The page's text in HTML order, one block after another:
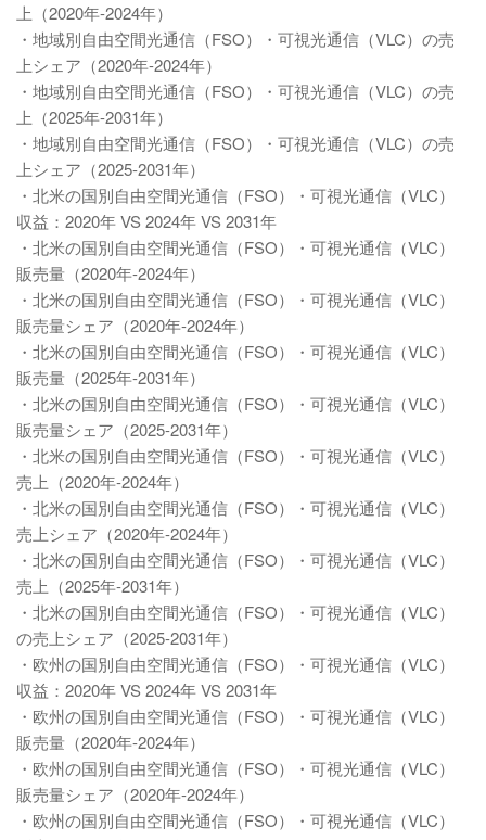
上（2020年-2024年）
・地域別自由空間光通信（FSO）・可視光通信（VLC）の売
上シェア（2020年-2024年）
・地域別自由空間光通信（FSO）・可視光通信（VLC）の売
上（2025年-2031年）
・地域別自由空間光通信（FSO）・可視光通信（VLC）の売
上シェア（2025-2031年）
・北米の国別自由空間光通信（FSO）・可視光通信（VLC）
収益：2020年 VS 2024年 VS 2031年
・北米の国別自由空間光通信（FSO）・可視光通信（VLC）
販売量（2020年-2024年）
・北米の国別自由空間光通信（FSO）・可視光通信（VLC）
販売量シェア（2020年-2024年）
・北米の国別自由空間光通信（FSO）・可視光通信（VLC）
販売量（2025年-2031年）
・北米の国別自由空間光通信（FSO）・可視光通信（VLC）
販売量シェア（2025-2031年）
・北米の国別自由空間光通信（FSO）・可視光通信（VLC）
売上（2020年-2024年）
・北米の国別自由空間光通信（FSO）・可視光通信（VLC）
売上シェア（2020年-2024年）
・北米の国別自由空間光通信（FSO）・可視光通信（VLC）
売上（2025年-2031年）
・北米の国別自由空間光通信（FSO）・可視光通信（VLC）
の売上シェア（2025-2031年）
・欧州の国別自由空間光通信（FSO）・可視光通信（VLC）
収益：2020年 VS 2024年 VS 2031年
・欧州の国別自由空間光通信（FSO）・可視光通信（VLC）
販売量（2020年-2024年）
・欧州の国別自由空間光通信（FSO）・可視光通信（VLC）
販売量シェア（2020年-2024年）
・欧州の国別自由空間光通信（FSO）・可視光通信（VLC）